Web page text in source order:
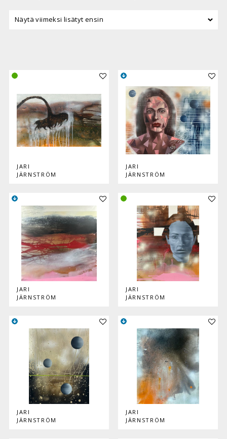
Lisää teos kokoelmaan
JARI
JÄRNSTRÖM
Lisää
JARI
JÄRNSTRÖM
Lisää teos kokoelmaan
JARI
JÄRNSTRÖM
Lisää
JARI
JÄRNSTRÖM
Lisää teos kokoelmaan
JARI
JÄRNSTRÖM
Lisää
JARI
JÄRNSTRÖM